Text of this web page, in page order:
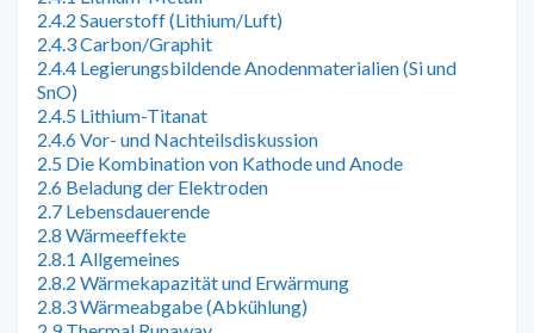
2.4.2 Sauerstoff (Lithium/Luft)
2.4.3 Carbon/Graphit
2.4.4 Legierungsbildende Anodenmaterialien (Si und
SnO)
2.4.5 Lithium-Titanat
2.4.6 Vor- und Nachteilsdiskussion
2.5 Die Kombination von Kathode und Anode
2.6 Beladung der Elektroden
2.7 Lebensdauerende
2.8 Wärmeeffekte
2.8.1 Allgemeines
2.8.2 Wärmekapazität und Erwärmung
2.8.3 Wärmeabgabe (Abkühlung)